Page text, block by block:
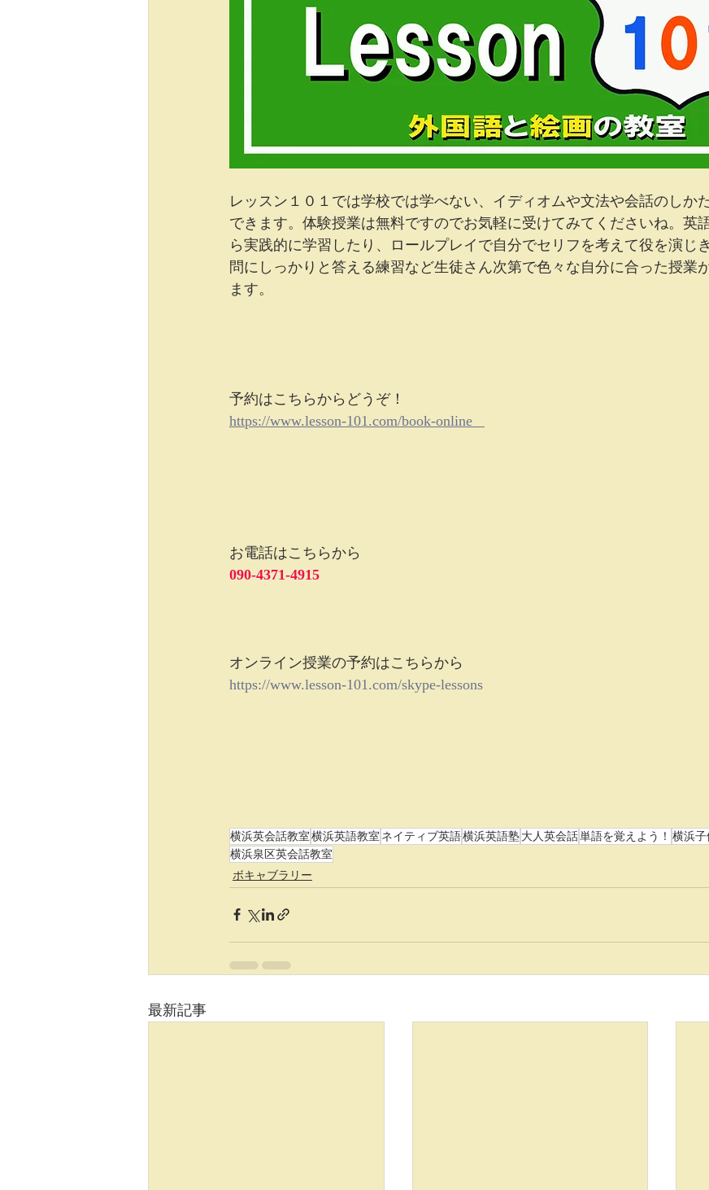
レッスン１０１では学校では学べない、イディオムや文法や会話のしか
できます。体験授業は無料ですのでお気軽に受けてみてくださいね。英
ら実践的に学習したり、ロールプレイで自分でセリフを考えて役を演じ
問にしっかりと答える練習など生徒さん次第で色々な自分に合った授業
ます。
予約はこちらからどうぞ！
https://www.lesson-101.com/book-online
お電話はこちらから
090-4371-4915
オンライン授業の予約はこちらから
https://www.lesson-101.com/skype-lessons
横浜英会話教室横浜英語教室 ネイティブ英語横浜英語塾大人英会話単語を覚えよう！ 横浜
横浜泉区英会話教室
ボキャブラリー
最新記事